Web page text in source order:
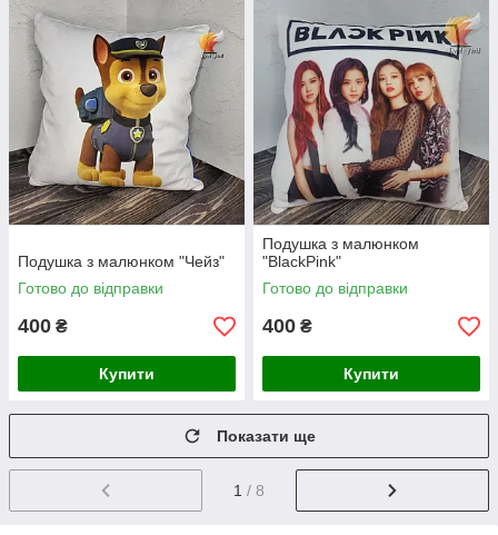
Подушка з малюнком "Чейз"
Готово до відправки
400 ₴
Купити
Подушка з малюнком
"BlackPink"
Готово до відправки
400 ₴
Купити
Показати ще
1 / 8